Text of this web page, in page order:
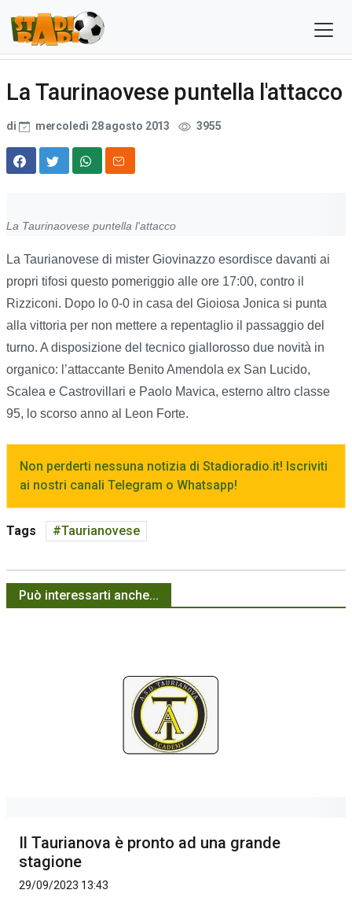
La Taurinaovese puntella l'attacco
di mercoledì 28 agosto 2013 3955
La Taurinaovese puntella l'attacco
La Taurianovese di mister Giovinazzo esordisce davanti ai
propri tifosi questo pomeriggio alle ore 17:00, contro il
Rizziconi. Dopo lo 0-0 in casa del Gioiosa Jonica si punta
alla vittoria per non mettere a repentaglio il passaggio del
turno. A disposizione del tecnico giallorosso due novità in
organico: l’attaccante Benito Amendola ex San Lucido,
Scalea e Castrovillari e Paolo Mavica, esterno altro classe
95, lo scorso anno al Leon Forte.
Non perderti nessuna notizia di Stadioradio.it! Iscriviti
ai nostri canali Telegram o Whatsapp!
Tags Taurianovese
Può interessarti anche...
Il Taurianova è pronto ad una grande
stagione
29/09/2023 13:43